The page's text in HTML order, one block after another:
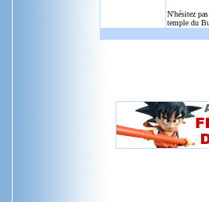
N'hésitez
temple du